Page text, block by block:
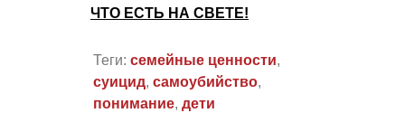
ЧТО ЕСТЬ НА СВЕТЕ!
Теги: семейные ценности,
суицид, самоубийство,
понимание, дети